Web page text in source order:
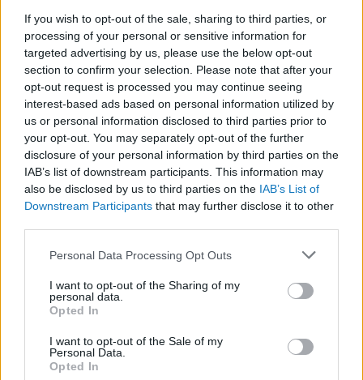
If you wish to opt-out of the sale, sharing to third parties, or
processing of your personal or sensitive information for
targeted advertising by us, please use the below opt-out
section to confirm your selection. Please note that after your
opt-out request is processed you may continue seeing
interest-based ads based on personal information utilized by
us or personal information disclosed to third parties prior to
your opt-out. You may separately opt-out of the further
disclosure of your personal information by third parties on the
IAB’s list of downstream participants. This information may
also be disclosed by us to third parties on the IAB’s List of
Downstream Participants that may further disclose it to other
Please note that this website/app uses one or more Google
not limited to your visit or usage behaviour. You may click to
grant or deny consent to Google and its third-party tags to
use your data for below specified purposes in below Google
consent section.
Personal Data Processing Opt Outs
I want to opt-out of the Sharing of my
personal data.
Opted In
I want to opt-out of the Sale of my
Personal Data.
Opted In
Ezt tanítja a történelem a
járványokat követő